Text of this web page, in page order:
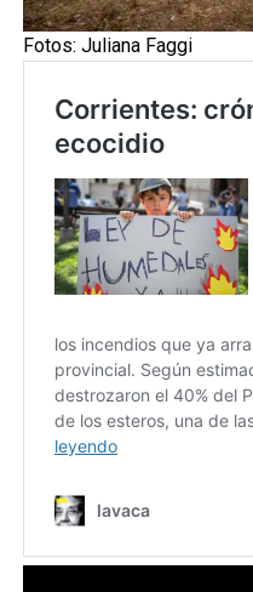
Fotos: Juliana Faggi